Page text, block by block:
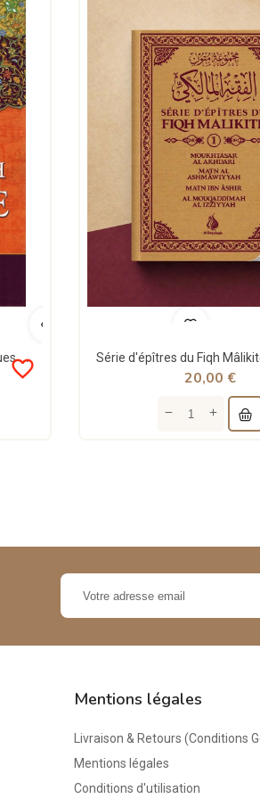
Précis de Fiqh Malikite - Les pratiques cultuelles ('ibâdât) - Corentin Pabiot - Maison d'Ennour
favorite_border 20,00 €
Mentions légales
Livraison & Retours (Conditions
Mentions légales
Conditions d'utilisation